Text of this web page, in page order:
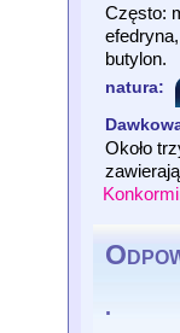
Często:
butylon.
natura:
Około
.